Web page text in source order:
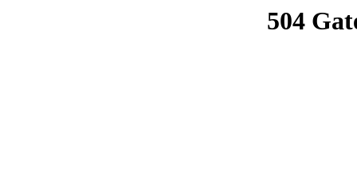
504